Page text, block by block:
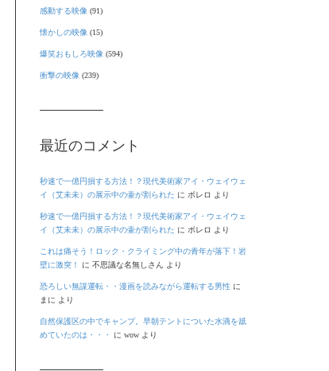
感動する映像 (91)
懐かしの映像 (15)
爆笑おもしろ映像 (594)
衝撃の映像 (239)
最近のコメント
秒速で一億円損する方法！？現代美術家アイ・ウェイウェ
イ（艾未未）の展示中の壷が割られた に ボレロ より
秒速で一億円損する方法！？現代美術家アイ・ウェイウェ
イ（艾未未）の展示中の壷が割られた に ボレロ より
これは痛そう！ロック・クライミング中の青年が落下！岩
壁に激突！
に 不思議な名無しさん より
恐ろしい無謀運転・・漫画を読みながら運転する男性に
まに より
自然保護区の中でキャンプ。早朝テントについた水滴を舐
めていたのは・・・
に wowより